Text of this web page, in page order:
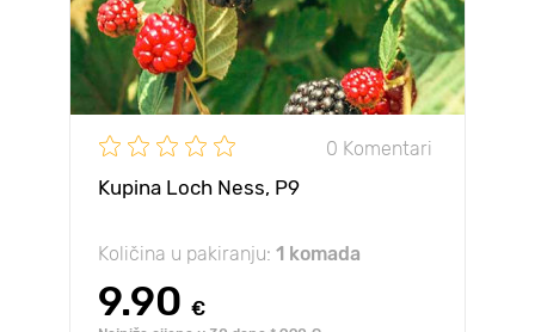
0 Komentari
Kupina Loch Ness, Р9
Količina u pakiranju: 1 komada
9.90 €